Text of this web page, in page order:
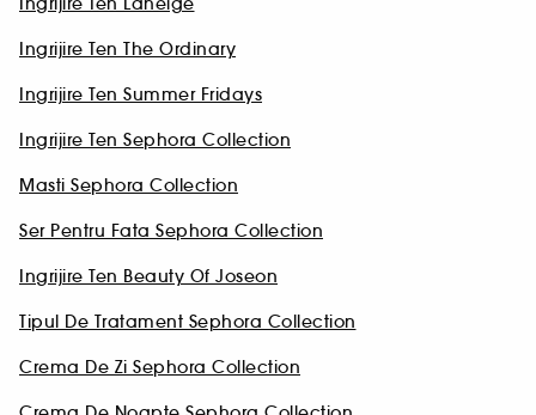
Ingrijire Ten The Ordinary
Ingrijire Ten Summer Fridays
Ingrijire Ten Sephora Collection
Masti Sephora Collection
Ser Pentru Fata Sephora Collection
Ingrijire Ten Beauty Of Joseon
Tipul De Tratament Sephora Collection
Crema De Zi Sephora Collection